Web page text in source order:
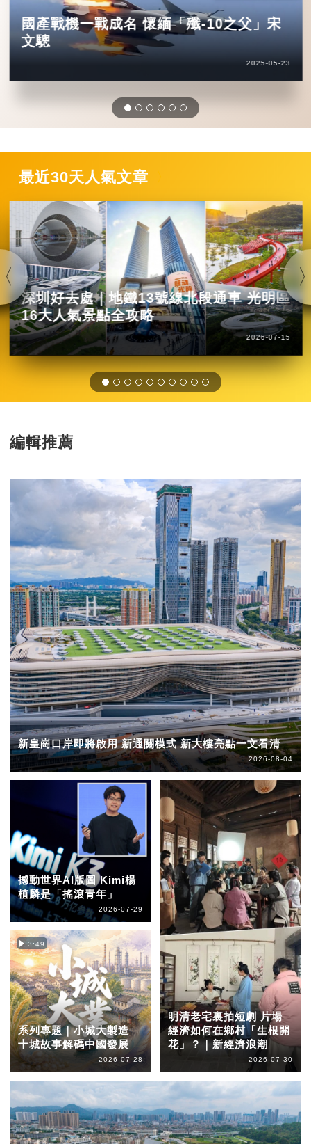
國產戰機一戰成名 懷緬「殲-10之父」宋
文驄
2025-05-23
最近30天人氣文章
深圳好去處｜地鐵13號線北段通車 光明區
16大人氣景點全攻略
2026-07-15
編輯推薦
新皇崗口岸即將啟用 新通關模式 新大樓亮點一文看清
2026-08-04
撼動世界AI版圖 Kimi楊
植麟是「搖滾青年」
2026-07-29
3:49
系列專題｜小城大製造
十城故事解碼中國發展
2026-07-28
明清老宅裏拍短劇 片場
經濟如何在鄉村「生根開
花」？｜新經濟浪潮
2026-07-30